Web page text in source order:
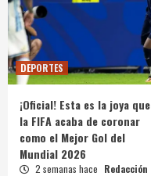
DEPORTES
¡Oficial! Esta es la joya que
la FIFA acaba de coronar
como el Mejor Gol del
Mundial 2026
2 semanas hace Redacción